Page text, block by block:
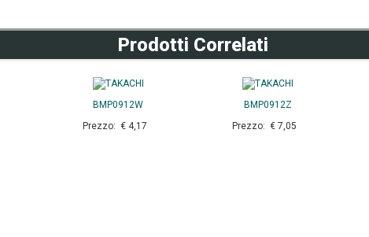
Prodotti Correlati
BMP0912W
Prezzo: € 4,17
BMP0912Z
Prezzo: € 7,05